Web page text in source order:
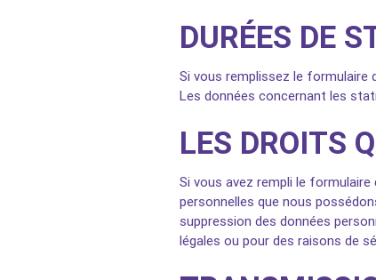
DURÉES DE
Si vous remplissez le
Les données concernant les
LES DROITS
Si vous avez rempli le
personnelles que nous
suppression des données
légales ou pour des raisons de